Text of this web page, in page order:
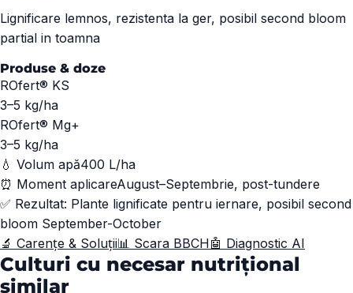
Lignificare lemnos, rezistenta la ger, posibil second bloom
partial in toamna
Produse & doze
ROfert® KS
3–5 kg/ha
ROfert® Mg+
3–5 kg/ha
💧 Volum apă400 L/ha
⏰ Moment aplicareAugust–Septembrie, post-tundere
✅ Rezultat: Plante lignificate pentru iernare, posibil second
bloom September-October
🔬 Carențe & Soluții📊 Scara BBCH🤖 Diagnostic AI
Culturi cu necesar nutrițional
similar